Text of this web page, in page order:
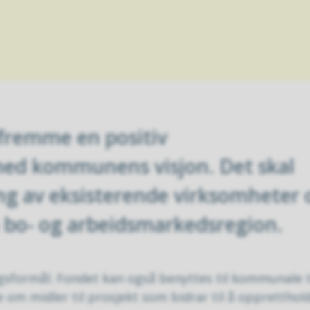
en positiv
kommunens visjon. Det skal
av eksisterende virksomheter
og arbeidsmarkedsregion.
Fondet kan også benyttes til kommunale
om midler til prosjekt som bidrar til å